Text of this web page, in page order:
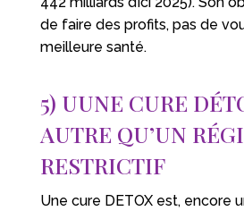
de faire des profits, pas de
meilleure santé.
5) UUNE CURE
AUTRE QU’UN
RESTRICTIF
Une cure DETOX est, encore